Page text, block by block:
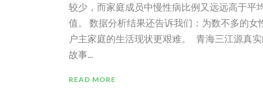
较少，而家庭成员中慢性病比例又远远高于平
值。 数据分析结果还告诉我们：为数不多的女
户主家庭的生活现状更艰难。 青海三江源真
故事...
READ MORE